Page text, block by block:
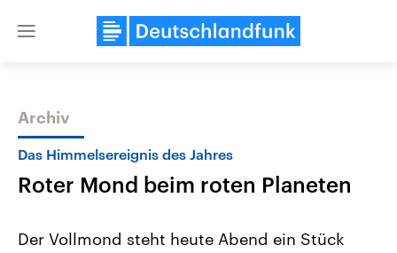
Close
Themen
Archiv
Das Himmelsereignis des Jahres
Roter Mond beim roten Planeten
Der Vollmond steht heute Abend ein Stück